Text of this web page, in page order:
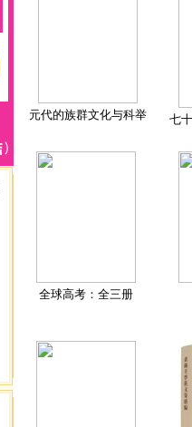
元代的族群文化与科举 七
全球高考：全三册